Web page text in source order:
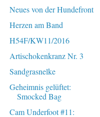
Neues von der Hundefront
Herzen am Band
H54F/KW11/2016
Artischokenkranz Nr. 3
Sandgrasnelke
Geheimnis gelüftet:
Smocked Bag
Cam Underfoot #11: